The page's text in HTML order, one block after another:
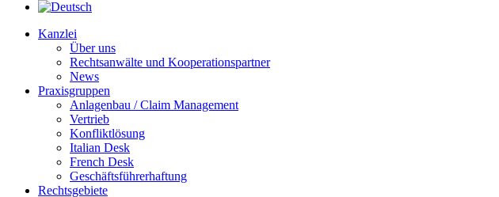
Kanzlei
Über uns
Rechtsanwälte und Kooperationspartner
News
Praxisgruppen
Anlagenbau / Claim Management
Vertrieb
Konfliktlösung
Italian Desk
French Desk
Geschäftsführerhaftung
Rechtsgebiete